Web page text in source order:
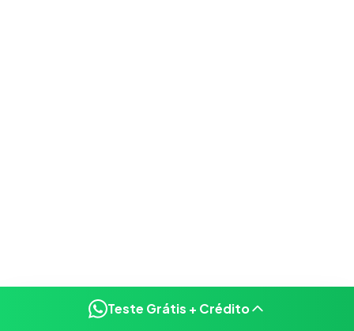
Teste Grátis + Crédito